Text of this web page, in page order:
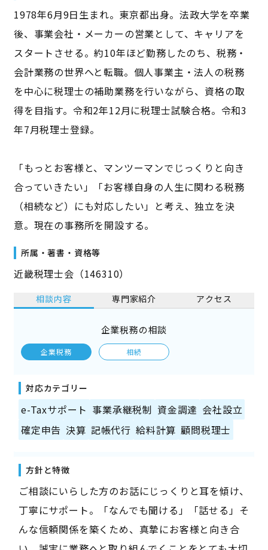
1978年6月9日生まれ。東京都出身。法政大学を卒業
後、事業会社・メーカーの営業として、キャリアを
スタートさせる。約10年ほど勤務したのち、税務・
会計業務の世界へと転職。個人事業主・法人の税務
を中心に税理士の補助業務を行いながら、資格の取
得を目指す。令和2年12月に税理士試験合格。令和3
年7月税理士登録。
「もっとお客様と、マンツーマンでじっくりと向き
合っていきたい」「お客様自身の人生に関わる税務
（相続など）にも対応したい」と考え、独立を決
意。現在の事務所を開設する。
所属・著書・資格等
近畿税理士会（146310）
相談内容 専門家紹介 アクセス
企業税務の相談
企業税務 相続
対応カテゴリー
e-Taxサポート 事業承継税制 資金調達 会社設立
確定申告 決算 記帳代行 給料計算 顧問税理士
方針と特徴
ご相談にいらした方のお話にじっくりと耳を傾け、
丁寧にサポート。「なんでも聞ける」「話せる」そ
んな信頼関係を築くため、真摯にお客様と向き合